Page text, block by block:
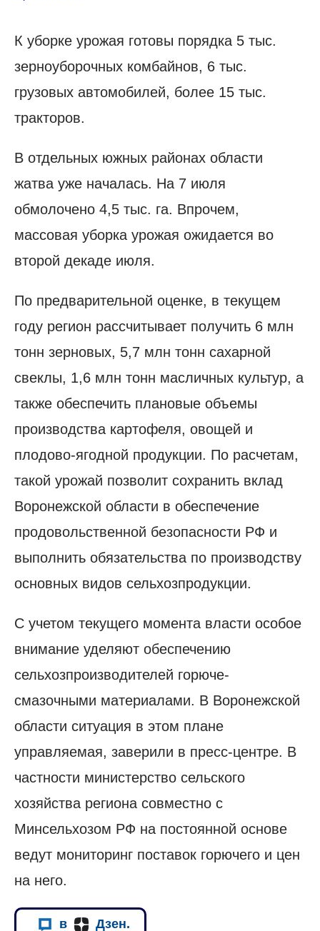
К уборке урожая готовы порядка 5 тыс.
зерноуборочных комбайнов, 6 тыс.
грузовых автомобилей, более 15 тыс.
тракторов.
В отдельных южных районах области
жатва уже началась. На 7 июля
обмолочено 4,5 тыс. га. Впрочем,
массовая уборка урожая ожидается во
второй декаде июля.
По предварительной оценке, в текущем
году регион рассчитывает получить 6 млн
тонн зерновых, 5,7 млн тонн сахарной
свеклы, 1,6 млн тонн масличных культур, а
также обеспечить плановые объемы
производства картофеля, овощей и
плодово-ягодной продукции. По расчетам,
такой урожай позволит сохранить вклад
Воронежской области в обеспечение
продовольственной безопасности РФ и
выполнить обязательства по производству
основных видов сельхозпродукции.
С учетом текущего момента власти особое
внимание уделяют обеспечению
сельхозпроизводителей горюче-
смазочными материалами. В Воронежской
области ситуация в этом плане
управляемая, заверили в пресс-центре. В
частности министерство сельского
хозяйства региона совместно с
Минсельхозом РФ на постоянной основе
ведут мониторинг поставок горючего и цен
на него.
в Дзен.